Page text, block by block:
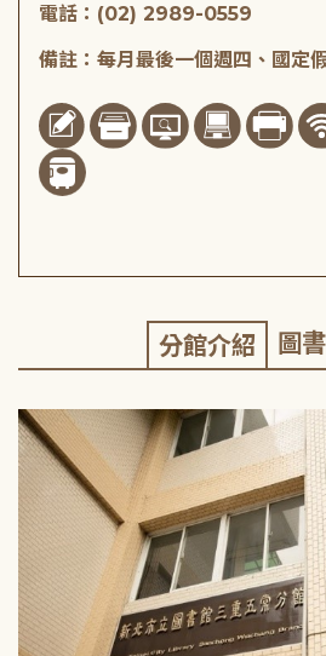
電話：(02) 2989-0559
備註：每月最後一個週四、國定
分館介紹 圖